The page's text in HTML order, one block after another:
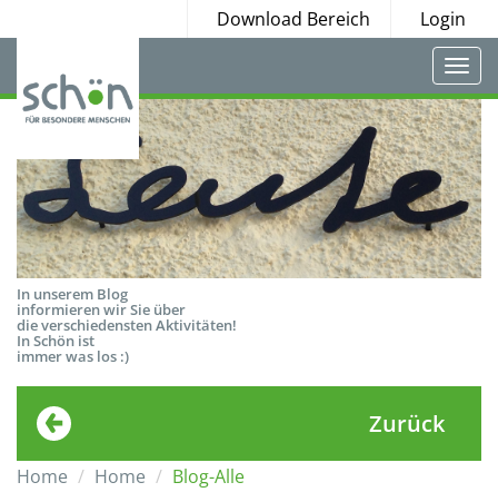
Download Bereich Login
In unserem Blog
informieren wir Sie über
die verschiedensten Aktivitäten!
In Schön ist
immer was los :)
Zurück
Home Home Blog-Alle